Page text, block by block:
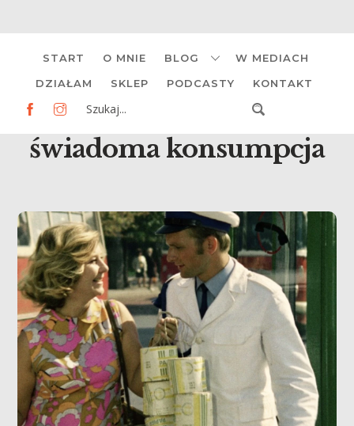
content
START O MNIE BLOG W MEDIACH
DZIAŁAM SKLEP PODCASTY KONTAKT
świadoma konsumpcja